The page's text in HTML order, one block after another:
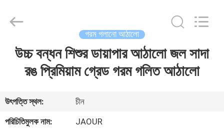
বাড়ি
আমাদের
Adhesive
Products
Reserved.
গরম গলানো আঠালো
উচ্চ বন্ধন শিশুর ডায়াপার আঠালো জল সাদা
রঙ প্রিমিয়াম গ্রেড গরম গলিত আঠালো
উৎপত্তি স্থল:
চীন
পরিচিতিমুলক নাম:
JAOUR